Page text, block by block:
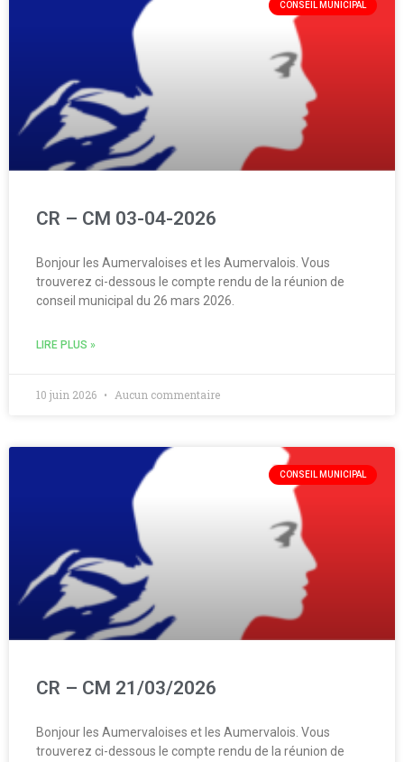
CONSEIL MUNICIPAL
CR – CM 03-04-2026
Bonjour les Aumervaloises et les Aumervalois. Vous
trouverez ci-dessous le compte rendu de la réunion de
conseil municipal du 26 mars 2026.
LIRE PLUS »
10 juin 2026 Aucun commentaire
CONSEIL MUNICIPAL
CR – CM 21/03/2026
Bonjour les Aumervaloises et les Aumervalois. Vous
trouverez ci-dessous le compte rendu de la réunion de